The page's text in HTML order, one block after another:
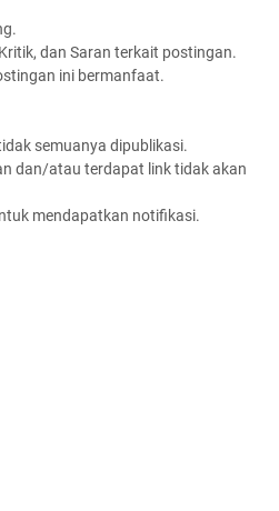
dan Saran terkait postingan.
ini bermanfaat.
semuanya dipublikasi.
dan/atau terdapat link tidak akan
mendapatkan notifikasi.